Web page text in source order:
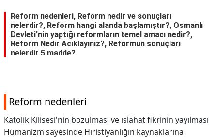
Reform nedenleri, Reform nedir ve sonuçları
nelerdir?, Reform hangi alanda başlamıştır?, Osmanlı
Devleti'nin yaptığı reformların temel amacı nedir?,
Reform Nedir Aciklayiniz?, Reformun sonuçları
nelerdir 5 madde?
Reform nedenleri
Katolik Kilisesi'nin bozulması ve ıslahat fikrinin yayılması
Hümanizm sayesinde Hıristiyanlığın kaynaklarına